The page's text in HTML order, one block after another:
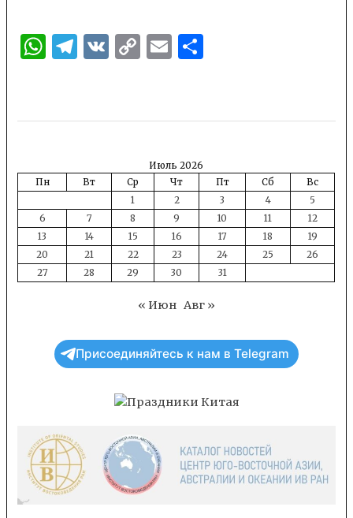
WhatsApp
Telegram
VKCopyEmail
Июль 2026
Пн
Вт Ср Чт Пт Сб
Вс
1
2 3 4
5
6
7 8 9 10 11
12
13
14 15 16 17 18
19
20
21 22 23 24 25
26
27
28 29 30 31
« Июн Авг »
Присоединяйтесь к нам в Telegram